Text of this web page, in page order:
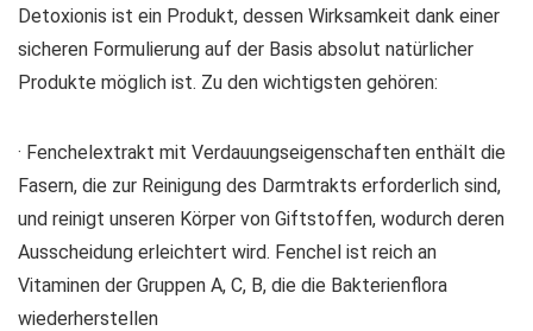
Detoxionis ist ein Produkt, dessen Wirksamkeit dank einer
sicheren Formulierung auf der Basis absolut natürlicher
Produkte möglich ist. Zu den wichtigsten gehören:
· Fenchelextrakt mit Verdauungseigenschaften enthält die
Fasern, die zur Reinigung des Darmtrakts erforderlich sind,
und reinigt unseren Körper von Giftstoffen, wodurch deren
Ausscheidung erleichtert wird. Fenchel ist reich an
Vitaminen der Gruppen A, C, B, die die Bakterienflora
wiederherstellen